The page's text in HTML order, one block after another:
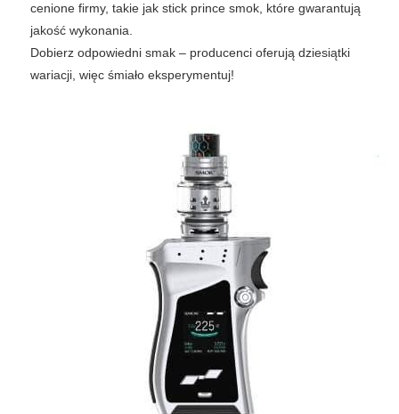
cenione firmy, takie jak stick prince smok, które gwarantują
jakość wykonania.
Dobierz odpowiedni smak – producenci oferują dziesiątki
wariacji, więc śmiało eksperymentuj!